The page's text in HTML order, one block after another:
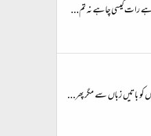
ہے رات کیسی چاہے نہ تم...
باتیں زباں سے مگر پھر...